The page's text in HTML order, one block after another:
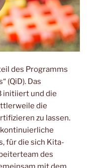
des Programms
(QiD). Das
initiiert und die
die
zu lassen.
für die sich Kita-
des